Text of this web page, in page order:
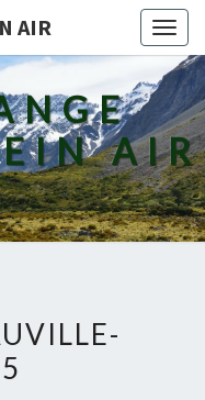
AIR
AIR